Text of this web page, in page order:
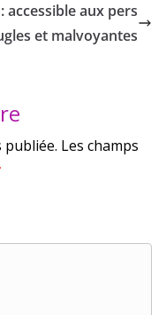
accessible aux pers
et malvoyantes
publiée. Les champs